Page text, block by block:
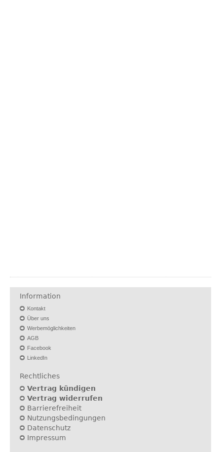
Information
Kontakt
Über uns
Werbemöglichkeiten
AGB
Facebook
LinkedIn
Rechtliches
Vertrag kündigen
Vertrag widerrufen
Barrierefreiheit
Nutzungsbedingungen
Datenschutz
Impressum